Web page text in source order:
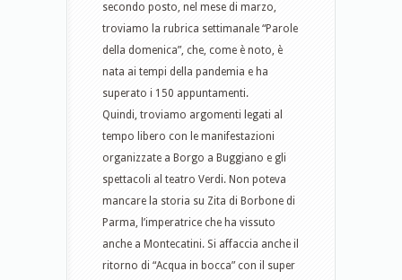
secondo posto, nel mese di marzo,
troviamo la rubrica settimanale “Parole
della domenica”, che, come è noto, è
nata ai tempi della pandemia e ha
superato i 150 appuntamenti.
Quindi, troviamo argomenti legati al
tempo libero con le manifestazioni
organizzate a Borgo a Buggiano e gli
spettacoli al teatro Verdi. Non poteva
mancare la storia su Zita di Borbone di
Parma, l’imperatrice che ha vissuto
anche a Montecatini. Si affaccia anche il
ritorno di “Acqua in bocca” con il super